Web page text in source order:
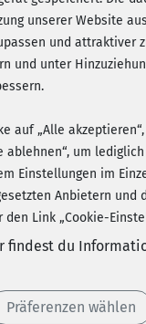
und alles
unserer Website
und attraktiver
und unter
auf „Alle
ablehnen“, um
Einstellungen im
Anbietern und
den Link „Cookie-
findest du
Präferenzen wählen